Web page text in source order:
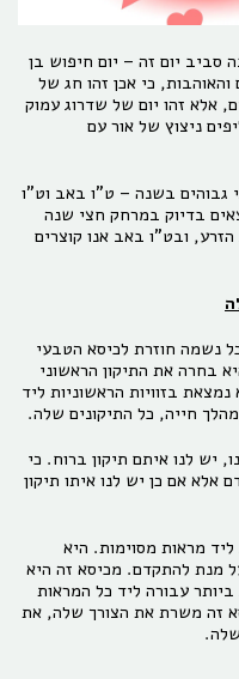
יום זה – יום חיפוש בן
כי אכן זהו חג של
אלא זהו יום של שדרוג עמוק
ניצוץ של אור עם
גבוהים בשנה – ט"ו באב וט"ו
בדיוק במרחק חצי שנה
ובט"ו באב אנו קוצרים
נשמה חוזרת לכיסא הטבעי
בחרה את התיקון הראשוני
בזוויות הראשוניות ליד
חייה, כל התיקונים שלה.
יש לנו איתם תיקון ברוח. כי
אלא אם כן יש לנו איתו תיקון
מראות מסוימות. היא
מנת להתקדם. מכיסא זה היא
ביותר עבורה ליד כל המראות
זה משרת את הצורך שלה, את